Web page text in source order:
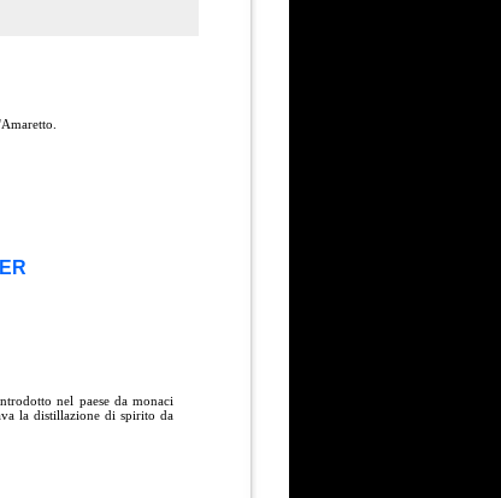
nel paese da monaci
la distillazione di spirito da